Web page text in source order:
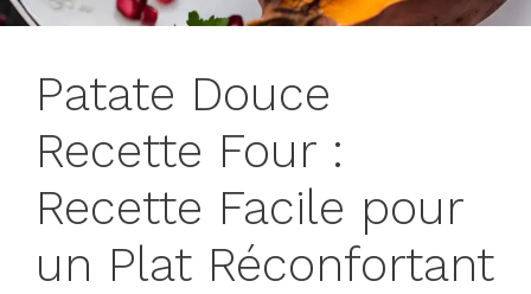
Patate Douce
Recette Four :
Recette Facile pour
un Plat Réconfortant